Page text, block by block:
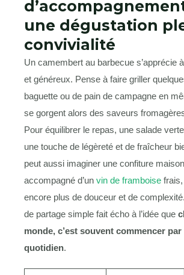
une dégustation
convivialité
Un camembert au barbecue s’apprécie
et généreux. Pense à faire griller
baguette ou de pain de campagne en
se gorgent alors des saveurs
Pour équilibrer le repas, une salade
une touche de légèreté et de fraîcheur
peut aussi imaginer une confiture
accompagné d’un vin de framboise
encore plus de douceur et de
de partage simple fait écho à l’idée que
monde, c’est souvent commencer
quotidien.